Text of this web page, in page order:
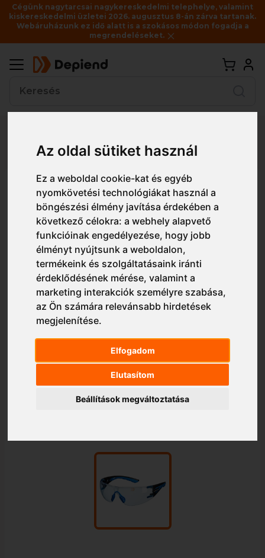
Az oldal sütiket használ
Ez a weboldal cookie-kat és egyéb
nyomkövetési technológiákat használ a
böngészési élmény javítása érdekében a
következő célokra:a webhely alapvető
funkcióinak engedélyezése, hogy jobb
élményt nyújtsunk a weboldalon,
termékeink és szolgáltatásaink iránti
érdeklődésének mérése, valamint a
marketing interakciók személyre szabása,
az Ön számára relevánsabb hirdetések
megjelenítése.
Elfogadom
Elutasítom
Beállítások megváltoztatása
Cégünk nagytarcsai nagykereskedelmi telephelye, valamint
kiskereskedelmi üzletei 2026. augusztus 8-án zárva tartanak.
Webáruházunk ez idő alatt is a szokásos módon fogadja a
megrendeléseket.
Vissza
Részletes nézet Egyszerű nézet
PS27 Portwest Tech Look Lite
KN védőszemüveg